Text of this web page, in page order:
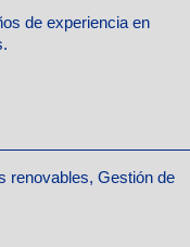
de experiencia en
renovables, Gestión de